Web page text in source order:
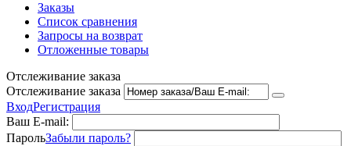
Заказы
Список сравнения
Запросы на возврат
Отложенные товары
Отслеживание заказа
Отслеживание заказа
ВходРегистрация
Ваш E-mail:
ПарольЗабыли пароль?